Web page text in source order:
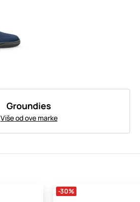
Groundies
Više od ove marke
-30%